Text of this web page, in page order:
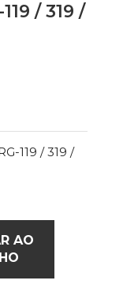
/ 319 /
119 / 319 /
AO